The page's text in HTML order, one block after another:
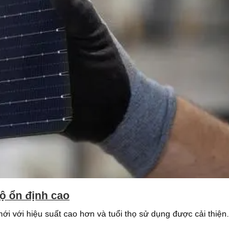
ổn định cao
với hiệu suất cao hơn và tuổi thọ sử dụng được cải thiện.